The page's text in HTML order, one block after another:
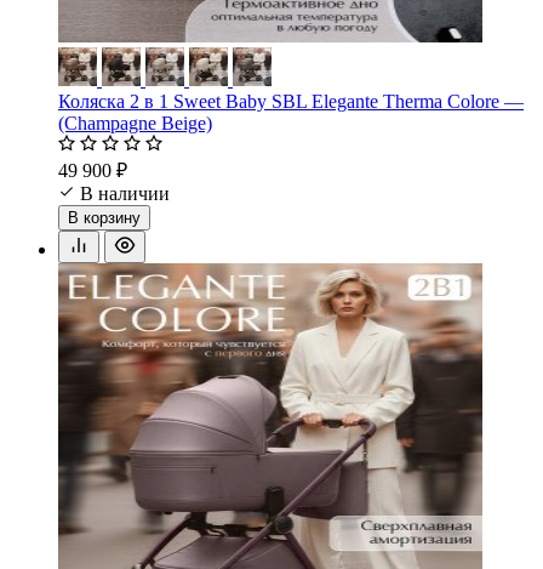
Коляска 2 в 1 Sweet Baby SBL Elegante Therma Colore —
(Champagne Beige)
49 900 ₽
В наличии
В корзину